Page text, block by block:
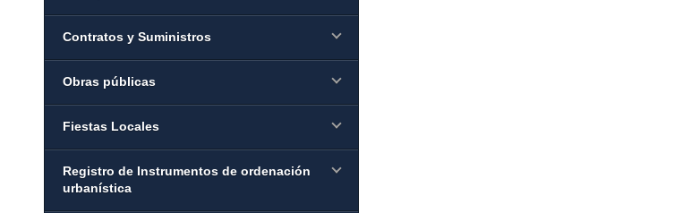
Contratos y Suministros
Obras públicas
Fiestas Locales
Registro de Instrumentos de ordenación
urbanística